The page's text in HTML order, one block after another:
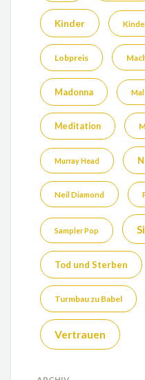
Kinder
Lobpreis
Madonna
Meditation
Murray Head
Neil Diamond
Sampler Pop
Tod und Sterben
Turmbau zu Babel
Vertrauen